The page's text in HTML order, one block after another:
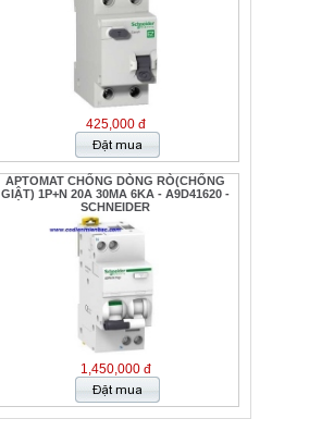
425,000 đ
APTOMAT CHỐNG DÒNG RÒ(CHỐNG
GIẬT) 1P+N 20A 30MA 6KA - A9D41620 -
SCHNEIDER
1,450,000 đ